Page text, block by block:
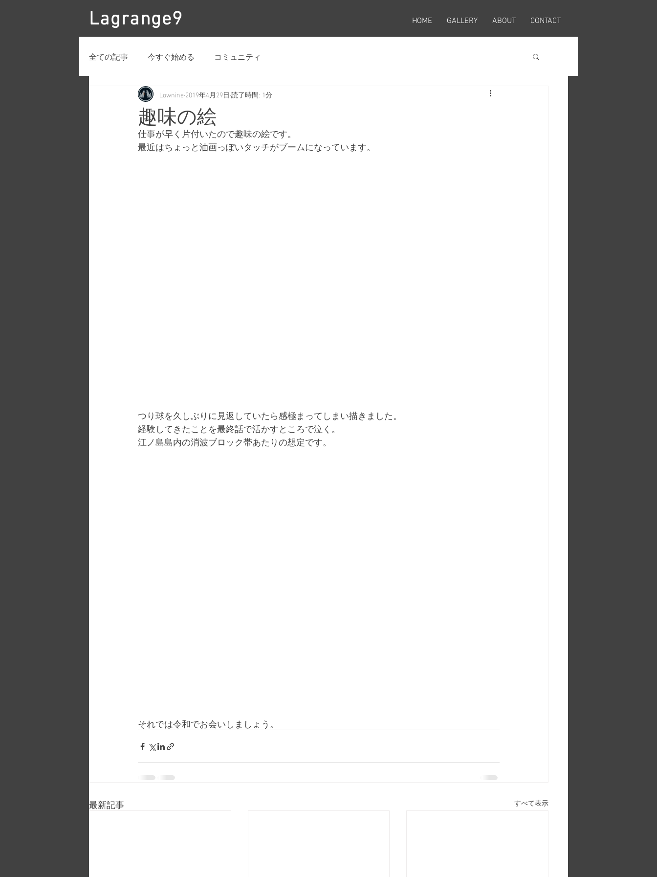
Lagrange9 HOME GALLERY ABOUT CONTACT
全ての記事 今すぐ始める コミュニティ
趣味の絵
Lownine 2019年4月29日 読了時間: 1分
仕事が早く片付いたので趣味の絵です。
最近はちょっと油画っぽいタッチがブームになっています。
つり球を久しぶりに見返していたら感極まってしまい描きました。
経験してきたことを最終話で活かすところで泣く。
江ノ島島内の消波ブロック帯あたりの想定です。
それでは令和でお会いしましょう。
最新記事 すべて表示